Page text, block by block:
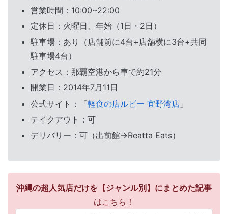
営業時間：10:00~22:00
定休日：火曜日、年始（1日・2日）
駐車場：あり（店舗前に4台+店舗横に3台+共同
駐車場4台）
アクセス：那覇空港から車で約21分
開業日：2014年7月11日
公式サイト：「軽食の店ルビー 宜野湾店 」
テイクアウト：可
デリバリー：可（出前館→Reatta Eats）
沖縄の超人気店だけを【ジャンル別】にまとめた記事
はこちら！